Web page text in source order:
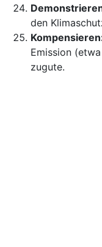
den
Emission
zugute.